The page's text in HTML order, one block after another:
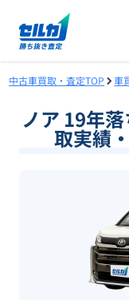
中古車買取・査定TOP 車
ノア 19年
取実績